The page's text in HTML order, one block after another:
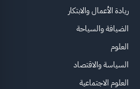
ريادة الأعمال والابتكار
الضيافة والسياحة
العلوم
السياسة والاقتصاد
العلوم الاجتماعية